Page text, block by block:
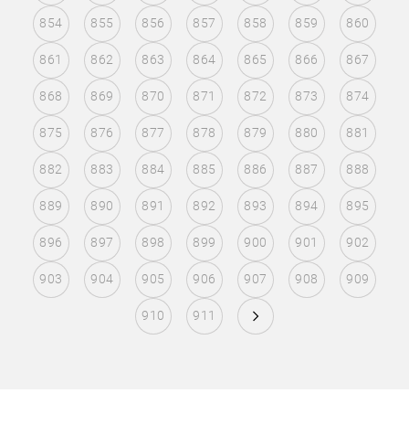
854 855 856 857 858 859 860
861 862 863 864 865 866 867
868 869 870 871 872 873 874
875 876 877 878 879 880 881
882 883 884 885 886 887 888
889 890 891 892 893 894 895
896 897 898 899 900 901 902
903 904 905 906 907 908 909
910 911